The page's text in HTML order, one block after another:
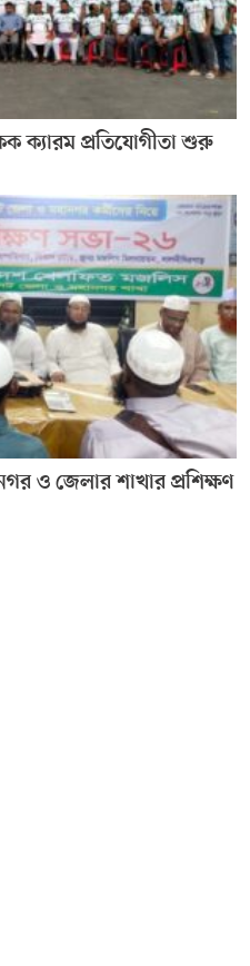
ক্যারম প্রতিযোগীতা শুরু
ও জেলার শাখার প্রশিক্ষণ